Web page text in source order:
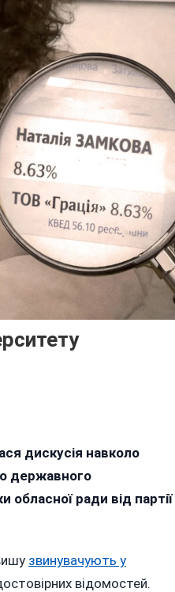
дискусія навколо
державного
обласної ради від партії
звинувачують у
відомостей.